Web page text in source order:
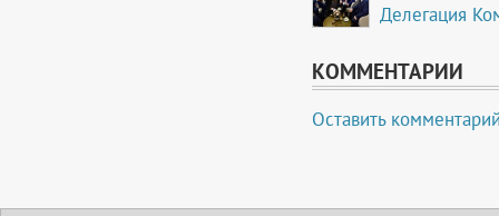
Делегация
КОММЕНТАРИИ
Оставить